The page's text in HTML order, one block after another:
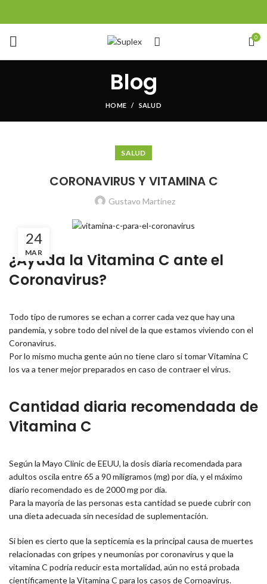
0
Blog
HOME SALUD
SALUD
CORONAVIRUS Y VITAMINA C
Gustavo Martínez
24
MAR
¿Ayuda la Vitamina C ante el
Coronavirus?
Todo tipo de rumores se echan a correr cada vez que hay una
pandemia, y sobre todo del nivel de la que estamos viviendo con el
Coronavirus.
Por lo mismo mucha gente aún no tiene claro si tomar Vitamina C
los va a tener mejor preparados en caso de contraer el virus.
Cantidad diaria recomendada de
Vitamina C
Según la Mayo Clinic de EEUU, la dosis diaria recomendada para
adultos oscila entre 65 a 90 miligramos (mg) por día, y el máximo
diario recomendado es de 2000 mg por día.
Para la mayoría de las personas esta cantidad se puede cubrir con
una dieta adecuada sin necesidad de suplementación.
Si bien es cierto que la septicemia es la principal causa de muertes
relacionadas con gripes y neumonías por coronavirus y que la
vitamina C podría reducir esta mortalidad, aún no está probada
científicamente la Vitamina C para los casos de Cornoavirus.